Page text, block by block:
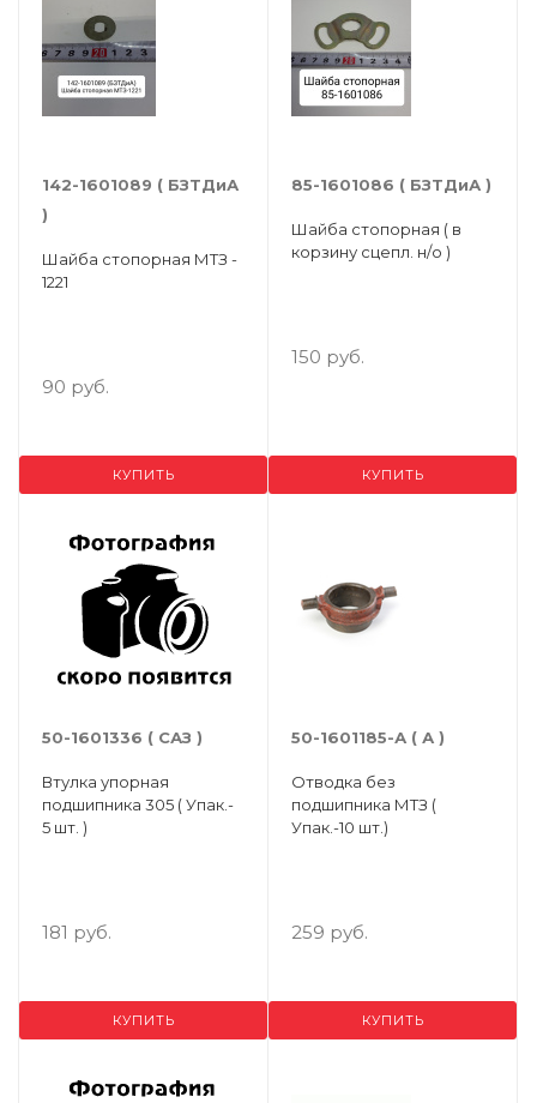
142-1601089 ( БЗТДиА
)
Шайба стопорная МТЗ -
1221
90 руб.
КУПИТЬ
85-1601086 ( БЗТДиА )
Шайба стопорная ( в
корзину сцепл. н/о )
150 руб.
КУПИТЬ
50-1601336 ( САЗ )
Втулка упорная
подшипника 305 ( Упак.-
5 шт. )
181 руб.
КУПИТЬ
50-1601185-А ( А )
Отводка без
подшипника МТЗ (
Упак.-10 шт.)
259 руб.
КУПИТЬ